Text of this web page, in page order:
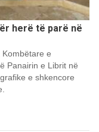
herë të parë në
Kombëtare e
Panairin e Librit në
e shkencore